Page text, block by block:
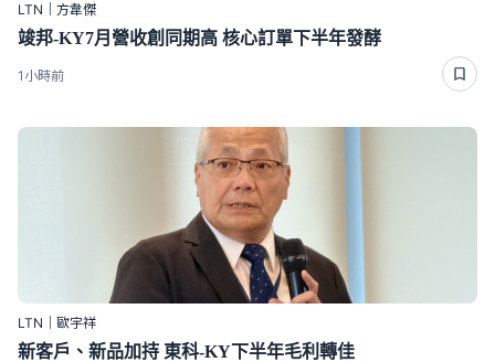
LTN｜方韋傑
竣邦-KY7月營收創同期高 核心訂單下半年發酵
1小時前
LTN｜歐宇祥
新客戶、新品加持 東科-KY下半年毛利轉佳